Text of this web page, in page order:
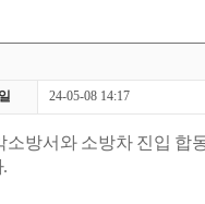
24-05-08 14:17
방서와 소방차 진입 합